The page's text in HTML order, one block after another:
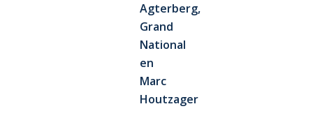
Agterberg,
Grand
National
en
Marc
Houtzager